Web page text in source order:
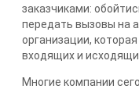
заказчиками:
передать вызовы на
организации,
входящих и
Многие компании